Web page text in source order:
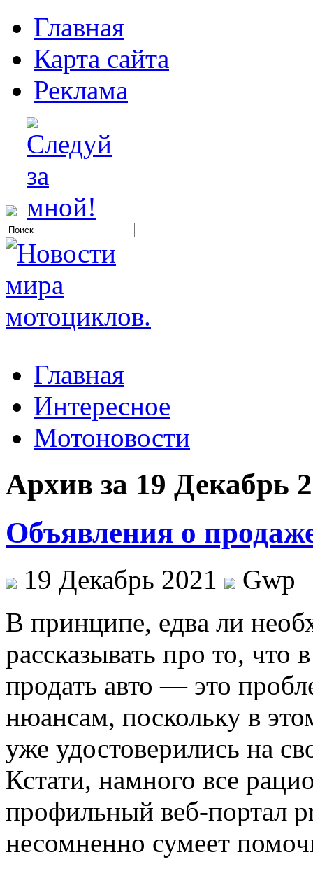
Главная
Карта сайта
Реклама
Главная
Интересное
Мотоновости
Архив за 19 Декабрь
Объявления о
19 Декабрь 2021
Gwp
В принципe, eдвa ли
рассказывать про то,
продать авто — это
нюансам, поскольку в
уже удостоверились на
Кстати, намного все
профильный веб-портал
несомненно сумеет